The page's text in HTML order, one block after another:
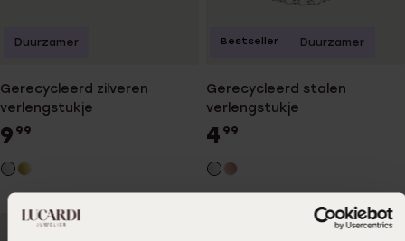
Gerecycleerd zilveren
verlengstukje
9 99
Duurzamer
Gerecycleerd stalen
verlengstukje
4 99
Bestseller Duurzamer